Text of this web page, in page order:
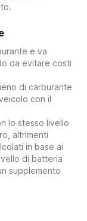
e va
da evitare costi
di carburante
con il
lo stesso livello
altrimenti
in base ai
di batteria
supplemento